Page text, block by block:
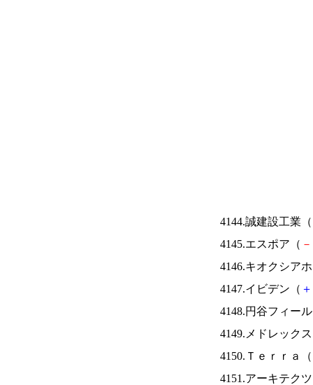
4144.誠建設工業（
4145.エスポア（ －
4146.キオクシア
4147.イビデン（ ＋
4148.円谷フィー
4149.メドレック
4150.Ｔｅｒｒａ（
4151.アーキテク